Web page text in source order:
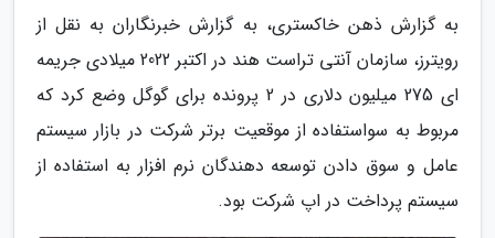
به گزارش ذهن خاکستری، به گزارش خبرنگاران به نقل از
رویترز، سازمان آنتی تراست هند در اکتبر 2022 میلادی جریمه
ای 275 میلیون دلاری در 2 پرونده برای گوگل وضع کرد که
مربوط به سواستفاده از موقعیت برتر شرکت در بازار سیستم
عامل و سوق دادن توسعه دهندگان نرم افزار به استفاده از
سیستم پرداخت در اپ شرکت بود.